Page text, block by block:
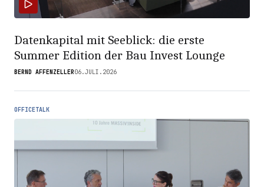
Datenkapital mit Seeblick: die erste
Summer Edition der Bau Invest Lounge
BERND AFFENZELLER06.JULI.2026
OFFICETALK